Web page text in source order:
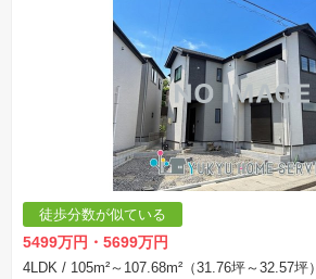
徒歩分数が似ている
5499万円・5699万円
4LDK / 105m²～107.68m²（31.76坪～32.57坪）